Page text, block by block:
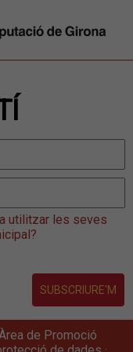
utilitzar les seves
de Promoció